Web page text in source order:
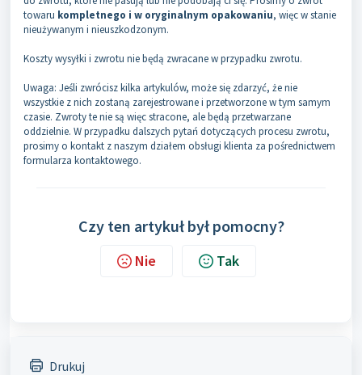
towaru kompletnego i w oryginalnym opakowaniu, więc w stanie
nieużywanym i nieuszkodzonym.
Koszty wysyłki i zwrotu nie będą zwracane w przypadku zwrotu.
Uwaga: Jeśli zwrócisz kilka artykulów, może się zdarzyć, że nie
wszystkie z nich zostaną zarejestrowane i przetworzone w tym samym
czasie. Zwroty te nie są więc stracone, ale będą przetwarzane
oddzielnie. W przypadku dalszych pytań dotyczących procesu zwrotu,
prosimy o kontakt z naszym działem obsługi klienta za pośrednictwem
formularza kontaktowego.
Czy ten artykuł był pomocny?
Nie Tak
Drukuj